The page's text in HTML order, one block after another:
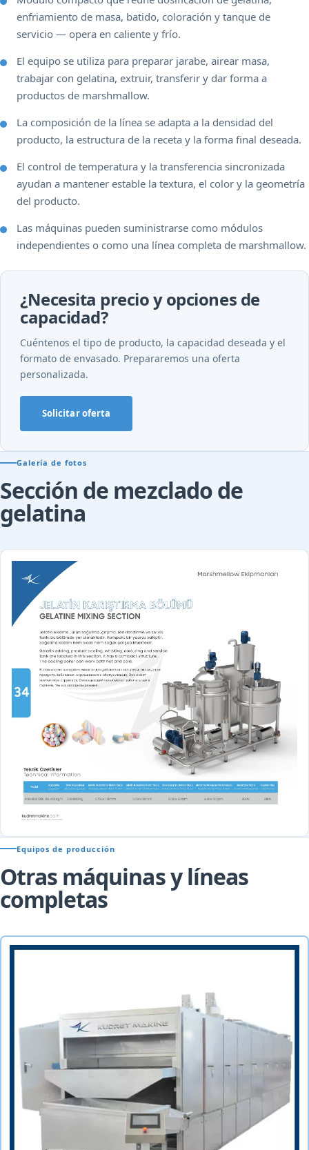
enfriamiento de masa, batido, coloración y tanque de
servicio — opera en caliente y frío.
El equipo se utiliza para preparar jarabe, airear masa,
trabajar con gelatina, extruir, transferir y dar forma a
productos de marshmallow.
La composición de la línea se adapta a la densidad del
producto, la estructura de la receta y la forma final deseada.
El control de temperatura y la transferencia sincronizada
ayudan a mantener estable la textura, el color y la geometría
del producto.
Las máquinas pueden suministrarse como módulos
independientes o como una línea completa de marshmallow.
¿Necesita precio y opciones de
capacidad?
Cuéntenos el tipo de producto, la capacidad deseada y el
formato de envasado. Prepararemos una oferta
personalizada.
Solicitar oferta
Galería de fotos
Sección de mezclado de
gelatina
Equipos de producción
Otras máquinas y líneas
completas